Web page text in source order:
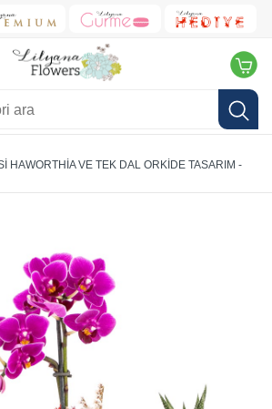
HAWORTHIA VE TEK DAL ORKIDE TASARIM -